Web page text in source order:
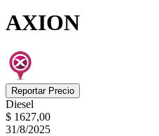
AXION
Reportar Precio
Diesel
$ 1627,00
31/8/2025